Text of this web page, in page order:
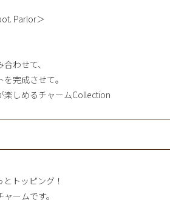
Parlor＞
わせて、
完成させて。
楽しめるチャームCollection
トッピング！
ームです。